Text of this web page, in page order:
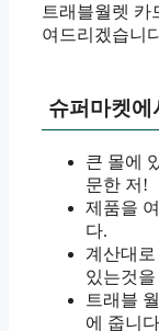
트래블월렛 카
여드리겠습니
슈퍼마켓에
큰 몰에
문한 저!
제품을
다.
계산대
있는것을
트래블
에 줍니